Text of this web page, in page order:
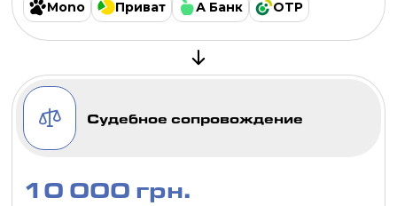
Mono Приват А Банк OTP
Судебное сопровождение
10 000 грн.